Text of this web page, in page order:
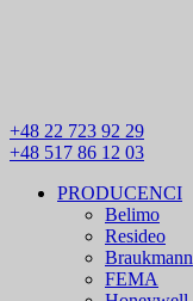
+48 22 723 92 29
+48 517 86 12 03
PRODUCENCI
Belimo
Resideo
Braukmann
FEMA